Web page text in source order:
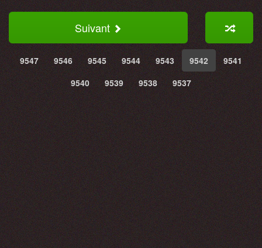
Suivant
9547 9546 9545 9544 9543 9542
9541
9540
9539 9538 9537